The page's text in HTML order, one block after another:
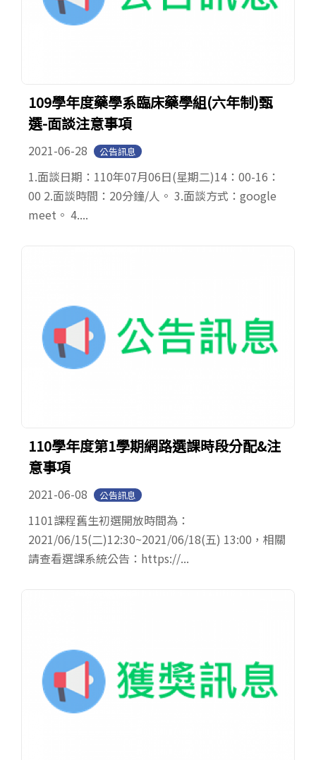
109學年度藥學系臨床藥學組(六年制)甄
選-面談注意事項
2021-06-28 公告訊息
1.面談日期：110年07月06日(星期二)14：00-16：
00 2.面談時間：20分鐘/人。 3.面談方式：google
meet。 4....
110學年度第1學期網路選課時段分配&注
意事項
2021-06-08 公告訊息
1101課程舊生初選開放時間為：
2021/06/15(二)12:30~2021/06/18(五) 13:00，相關
請查看選課系統公告：https://...